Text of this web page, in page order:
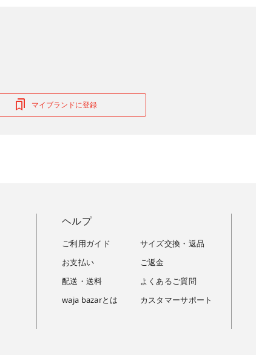
マイブランドに登録
ヘルプ
ご利用ガイド
お支払い
配送・送料
waja bazarとは
サイズ交換・返品
ご返金
よくあるご質問
カスタマーサポート